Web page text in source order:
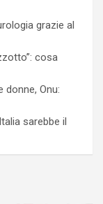
grazie al
cosa
donne, Onu:
sarebbe il